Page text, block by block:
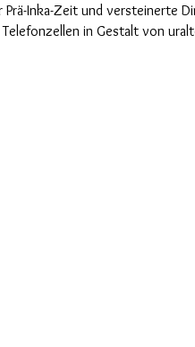
Prä-Inka-Zeitund versteinerte
Telefonzellen in Gestaltvon